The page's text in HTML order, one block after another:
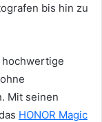
bis hin zu
hochwertige
Mit seinen
HONOR Magic